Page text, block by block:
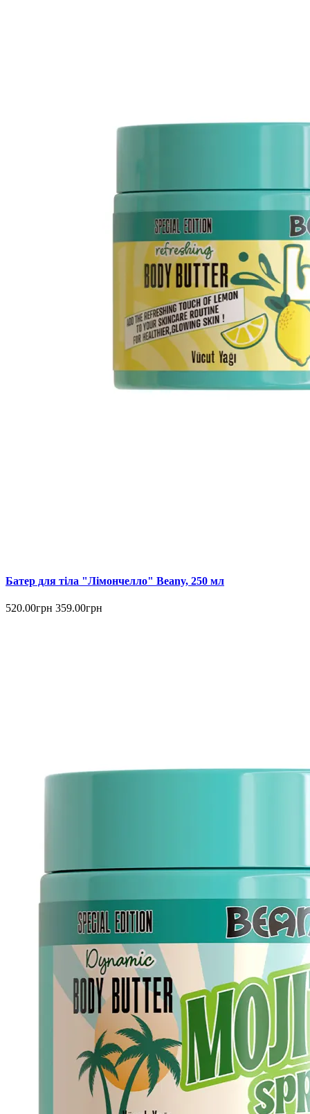
Батер для тіла "Лімончелло" Beany, 250 мл
520.00грн 359.00грн